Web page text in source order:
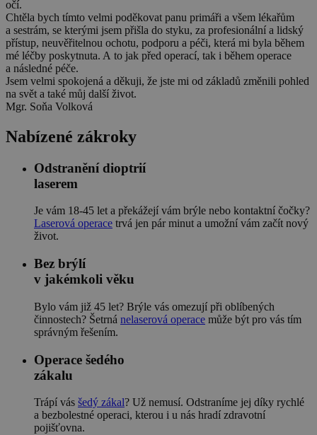
očí.
Chtěla bych tímto velmi poděkovat panu primáři a všem lékařům
a sestrám, se kterými jsem přišla do styku, za profesionální a lidský
přístup, neuvěřitelnou ochotu, podporu a péči, která mi byla během
mé léčby poskytnuta. A to jak před operací, tak i během operace
a následné péče.
Jsem velmi spokojená a děkuji, že jste mi od základů změnili pohled
na svět a také můj další život.
Mgr. Soňa Volková
Nabízené zákroky
Odstranění dioptrií
laserem
Je vám 18-45 let a překážejí vám brýle nebo kontaktní čočky?
Laserová operace trvá jen pár minut a umožní vám začít nový
život.
Bez brýlí
v jakémkoli věku
Bylo vám již 45 let? Brýle vás omezují při oblíbených
činnostech? Šetrná nelaserová operace může být pro vás tím
správným řešením.
Operace šedého
zákalu
Trápí vás šedý zákal? Už nemusí. Odstraníme jej díky rychlé
a bezbolestné operaci, kterou i u nás hradí zdravotní
pojišťovna.